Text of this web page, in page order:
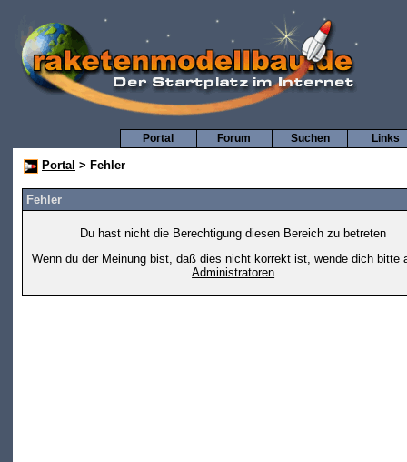
Links
Suchen
Forum
Portal
Portal > Fehler
Fehler
Du hast nicht die Berechtigung diesen Bereich zu betreten
Wenn du der Meinung bist, daß dies nicht korrekt ist, wende dich bitte
Administratoren